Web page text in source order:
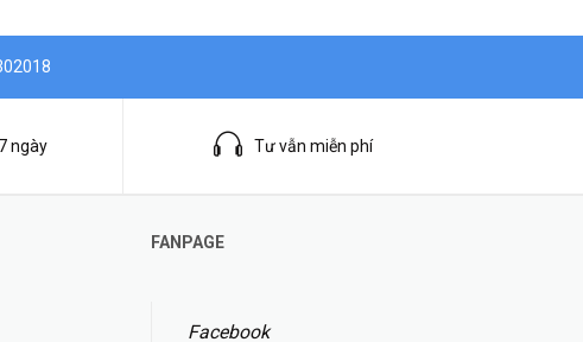
ngày Tư vẫn miễn phí
FANPAGE
Facebook